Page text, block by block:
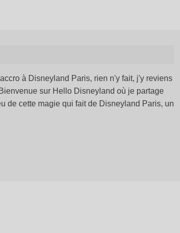
à Disneyland Paris, rien n'y fait, j'y reviens
sur Hello Disneyland où je partage
de cette magie qui fait de Disneyland Paris, un